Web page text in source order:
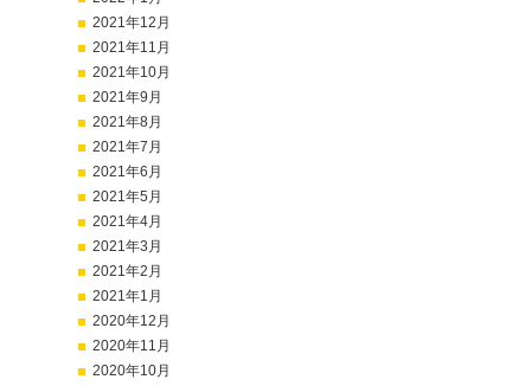
2021年12月
2021年11月
2021年10月
2021年9月
2021年8月
2021年7月
2021年6月
2021年5月
2021年4月
2021年3月
2021年2月
2021年1月
2020年12月
2020年11月
2020年10月